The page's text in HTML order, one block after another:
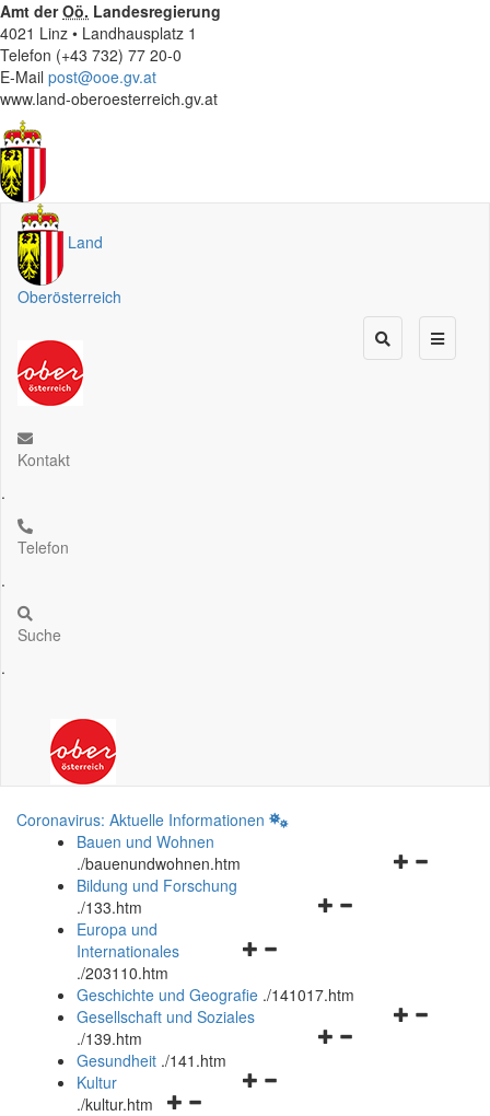
Amt derOö. Landesregierung
4021 Linz • Landhausplatz 1
Telefon (+43 732) 77 20-0
E-Mail post@ooe.gv.at
www.land-oberoesterreich.gv.at
Land
Oberösterreich
Kontakt
.
Telefon
.
Suche
.
Coronavirus: Aktuelle Informationen
Bauen und Wohnen
./bauenundwohnen.htm
Navigationsmenü
Bildung und Forschung
./133.htm
Navigationsmenü
und
schließen
Europa und
Internationales
./203110.htm
Geschichte und Geografie ./141017.htm
Navigationsmenü
Gesellschaft und Soziales
./139.htm
Navigationsmenü
Gesundheit ./141.htm
Navigationsmenü
Kultur
./kultur.htm